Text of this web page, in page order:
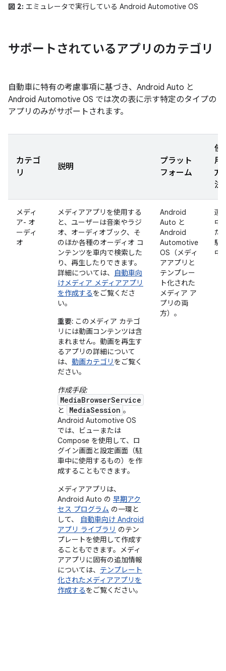
図 2: エミュレータで実行している Android Automotive OS
サポートされているアプリのカテゴリ
自動車に特有の考慮事項に基づき、Android Auto と
Android Automotive OS では次の表に示す特定のタイプの
アプリのみがサポートされます。
カテゴ
リ
説明
プラット
フォーム
使
用
方
法
メディ
ア- オ
ーディ
オ
メディアアプリを使用する
と、ユーザーは音楽やラジ
オ、オーディオブック、そ
のほか各種のオーディオ コ
ンテンツを車内で検索した
り、再生したりできます。
詳細については、
自動車向
けメディア メディアアプリ
を作成するをご覧くださ
い。
重要: このメディア カテゴ
リには動画コンテンツは含
まれません。動画を再生す
るアプリの詳細について
は、 動画カテゴリ をご覧く
ださい。
作成手段:
MediaBrowserService
と MediaSession 。
Android Automotive OS
では、ビューまたは
Compose を使用して、ロ
グイン画面と設定画面（駐
車中に使用するもの）を作
成することもできます。
メディアアプリは、
Android Auto の 早期アク
セス プログラム の一環と
して、
自動車向け Android
アプリ ライブラリ のテン
プレートを使用して作成す
ることもできます。メディ
アアプリに固有の追加情報
については、 テンプレート
化されたメディアアプリを
作成するをご覧ください。
Android
Auto と
Android
Automotive
OS（メディ
アアプリと
テンプレー
ト化された
メディア ア
プリの両
方）。
運
中
た
駐
中